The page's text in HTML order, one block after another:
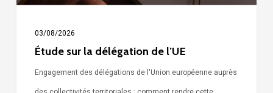
03/08/2026
Étude sur la délégation de l’UE
Engagement des délégations de l'Union européenne auprès